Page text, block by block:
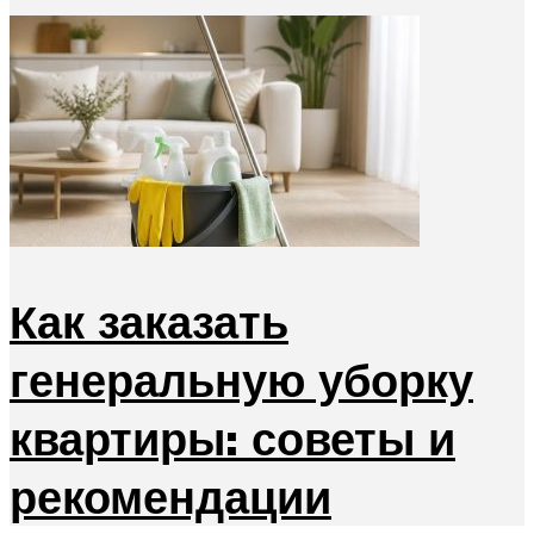
Как заказать
генеральную уборку
квартиры: советы и
рекомендации